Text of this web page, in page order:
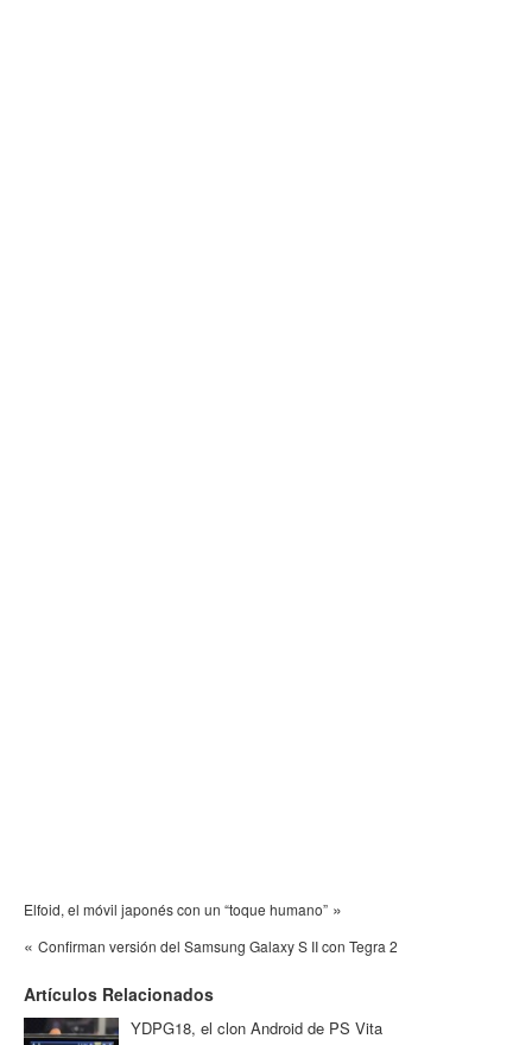
Elfoid, el móvil japonés con un “toque humano” »
« Confirman versión del Samsung Galaxy S II con Tegra 2
Artículos Relacionados
YDPG18, el clon Android de PS Vita